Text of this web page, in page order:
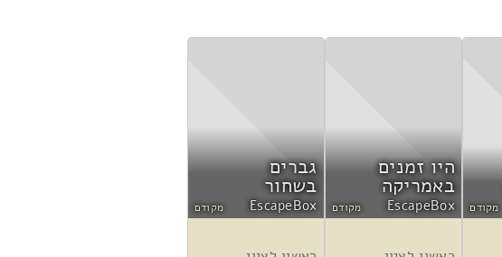
מקודם
היו זמנים
באמריקה
EscapeBox מקודם
גברים
בשחור
EscapeBox מקודם